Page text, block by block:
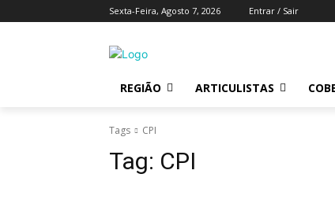
Sexta-Feira, Agosto 7, 2026 Entrar / Sair
REGIÃO ARTICULISTAS
Tags CPI
Tag: CPI